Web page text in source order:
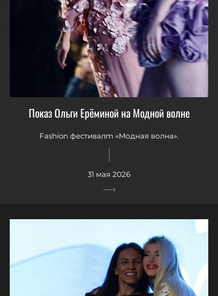
Показ Ольги Ерёминой на Модной волне
Fashion фестивалm «Модная волна».
31 мая 2026